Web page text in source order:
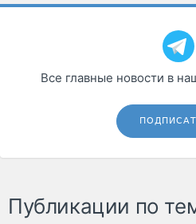
Все главные новости в
Публикации по